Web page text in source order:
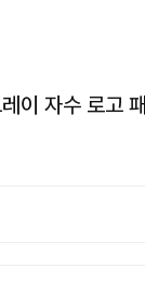
이 자수 로고